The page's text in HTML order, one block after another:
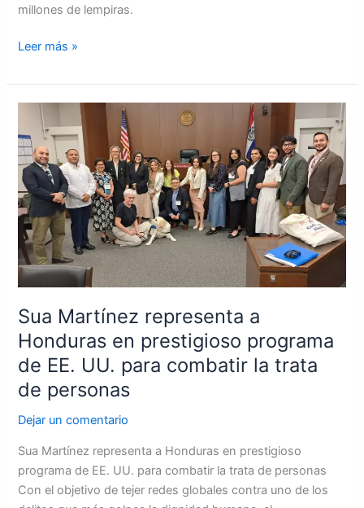
millones de lempiras.
Leer más »
Sua Martínez representa a
Honduras en prestigioso programa
de EE. UU. para combatir la trata
de personas
Dejar un comentario
Sua Martínez representa a Honduras en prestigioso
programa de EE. UU. para combatir la trata de personas
Con el objetivo de tejer redes globales contra uno de los
Martínez
representa
a
Honduras
en
prestigioso
programa
de
EE.
UU.
para
combatir
la
trata
personas